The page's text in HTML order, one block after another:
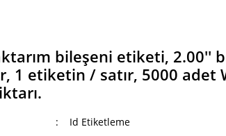
bileşeni etiketi, 2.00''
1 etiketin / satır, 5000 adet
Id Etiketleme